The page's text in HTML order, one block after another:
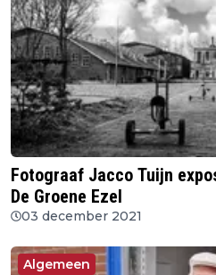
Fotograaf Jacco Tuijn
De Groene Ezel
03 december 2021
Algemeen